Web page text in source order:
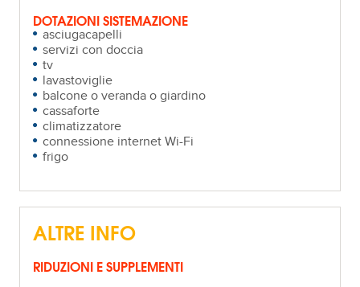
DOTAZIONI SISTEMAZIONE
asciugacapelli
servizi con doccia
tv
lavastoviglie
balcone o veranda o giardino
cassaforte
climatizzatore
connessione internet Wi-Fi
frigo
ALTRE INFO
RIDUZIONI E SUPPLEMENTI